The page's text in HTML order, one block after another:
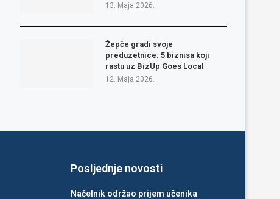
13. Maja 2026.
Žepče gradi svoje
preduzetnice: 5 biznisa koji
rastu uz BizUp Goes Local
12. Maja 2026.
Posljednje novosti
Načelnik održao prijem učenika